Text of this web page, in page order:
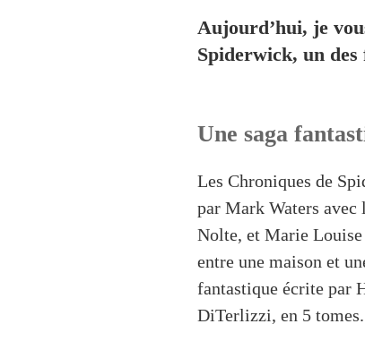
Aujourd’hui, je
Spiderwick, un des
Une saga
Les Chroniques de
par Mark Waters
Nolte, et Marie Louise
entre une maison et
fantastique écrite par
DiTerlizzi, en 5 tomes.